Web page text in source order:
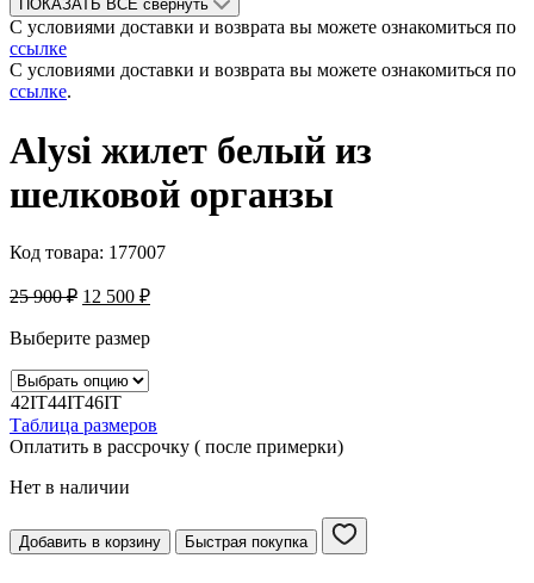
ПОКАЗАТЬ ВСЕ свернуть
С условиями доставки и возврата вы можете ознакомиться по
ссылке
С условиями доставки и возврата вы можете ознакомиться по
ссылке.
Alysi жилет белый из
шелковой органзы
Код товара: 177007
25 900₽ 12 500 ₽
Выберите размер
42IT44IT46IT
Таблица размеров
Оплатить в рассрочку ( после примерки)
Нет в наличии
Добавить в корзину Быстрая покупка